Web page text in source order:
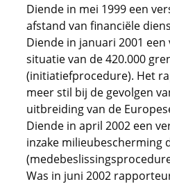
Diende in mei 1999 een
afstand van financiële
Diende in januari 2001
situatie van de 420.000
(initiatiefprocedure). Het
meer stil bij de gevolgen
uitbreiding van de
Diende in april 2002 een
inzake milieubescherming
Was in juni 2002